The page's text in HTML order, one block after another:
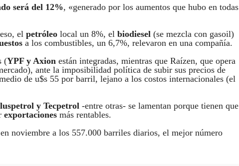
será del 12%, «generado por los aumentos que hubo en todas
el petróleo local un 8%, el biodiesel (se mezcla con gasoil)
a los combustibles, un 6,7%, relevaron en una compañía.
(YPF y Axion están integradas, mientras que Raízen, que opera
ante la imposibilidad política de subir sus precios de
de u$s 55 por barril, lejano a los costos internacionales (el
y Tecpetrol -entre otras- se lamentan porque tienen que
exportaciones más rentables.
noviembre a los 557.000 barriles diarios, el mejor número